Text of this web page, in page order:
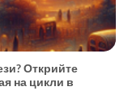
Открийте
на цикли в